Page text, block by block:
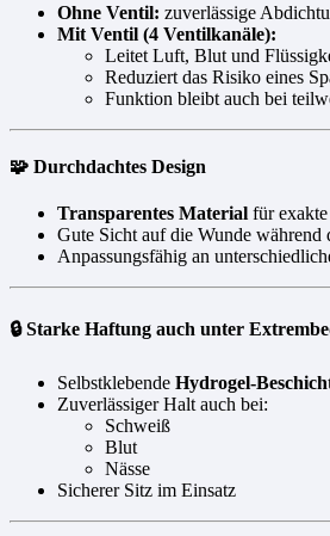
Ohne Ventil: zuverlässige
Mit Ventil (4 Ventilkanäle):
Leitet Luft, Blut und
Reduziert das Risiko eines
Funktion bleibt auch bei
🧩 Durchdachtes Design
Transparentes Material für
Gute Sicht auf die Wunde während
Anpassungsfähig an
🔒 Starke Haftung auch unter
Selbstklebende Hydrogel-
Zuverlässiger Halt auch bei:
Schweiß
Blut
Nässe
Sicherer Sitz im Einsatz